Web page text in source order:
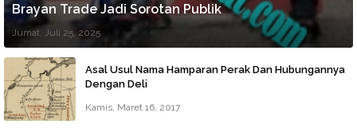
Brayan Trade Jadi Sorotan Publik
Jumat, Juli 25, 2025
Asal Usul Nama Hamparan Perak Dan Hubungannya
Dengan Deli
Kamis, Maret 16, 2017